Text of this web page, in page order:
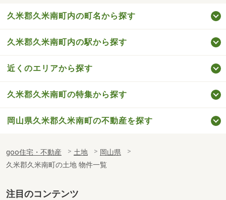
久米郡久米南町内の町名から探す
久米郡久米南町内の駅から探す
近くのエリアから探す
久米郡久米南町の特集から探す
岡山県久米郡久米南町の不動産を探す
goo住宅・不動産 土地
岡山県
久米郡久米南町の土地 物件一覧
注目のコンテンツ